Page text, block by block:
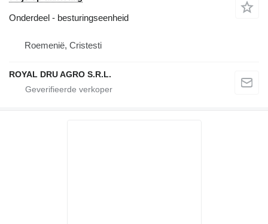
Onderdeel - besturingseenheid
Roemenië, Cristesti
ROYAL DRU AGRO S.R.L.